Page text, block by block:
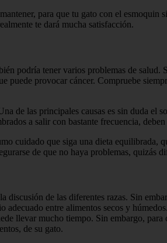
para que tu gato con el
te dará mucha satisfacción.
podría tener varios problemas de
puede provocar cáncer. Compruebe
de las principales causas es sin duda
a salir con bastante frecuencia,
cuidado que siga una dieta equilibrada,
de que no haya problemas, quizás
de las diferentes razas. Sin
entre alimentos secos y
llevar mucho tiempo. Sin embargo,
de su gato.